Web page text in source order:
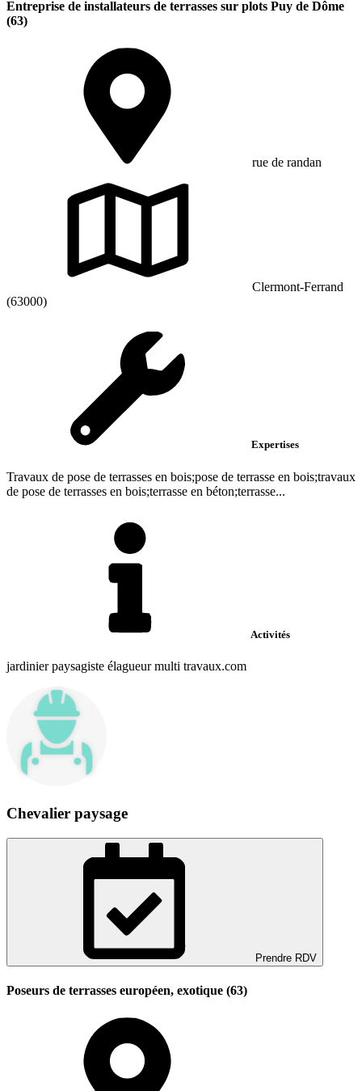
Entreprise de installateurs de terrasses sur plots Puy de Dôme
(63)
rue de randan
Clermont-Ferrand
(63000)
Expertises
Travaux de pose de terrasses en bois;pose de terrasse en bois;travaux
de pose de terrasses en bois;terrasse en béton;terrasse...
Activités
jardinier paysagiste élagueur multi travaux.com
Chevalier paysage
Prendre RDV
Poseurs de terrasses européen, exotique (63)